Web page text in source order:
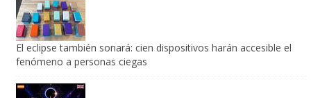
El eclipse también sonará: cien dispositivos harán accesible el
fenómeno a personas ciegas